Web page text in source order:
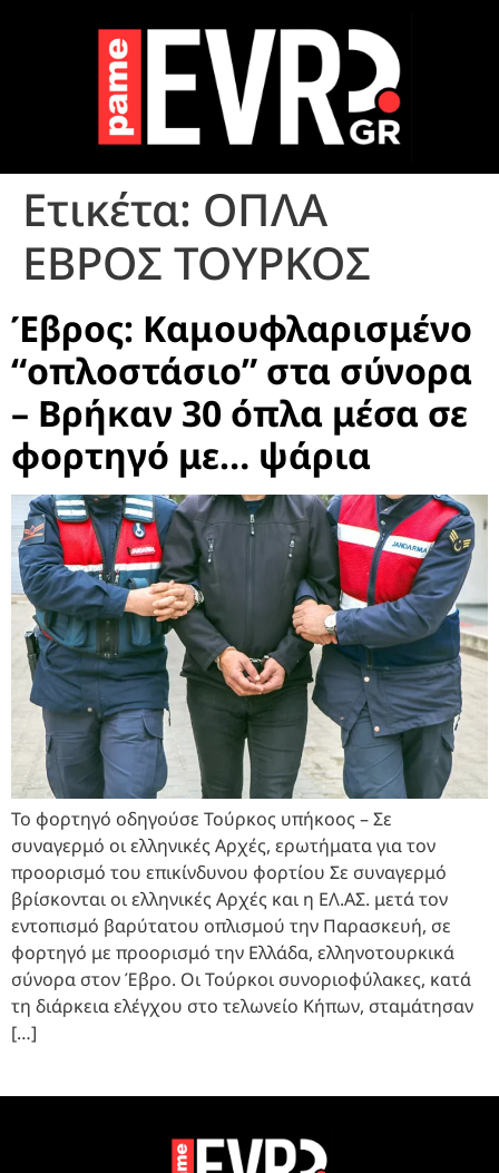
Ετικέτα: ΟΠΛΑ
ΕΒΡΟΣ ΤΟΥΡΚΟΣ
Έβρος: Καμουφλαρισμένο
“οπλοστάσιο” στα σύνορα
– Βρήκαν 30 όπλα μέσα σε
φορτηγό με… ψάρια
Το φορτηγό οδηγούσε Τούρκος υπήκοος – Σε
συναγερμό οι ελληνικές Αρχές, ερωτήματα για τον
προορισμό του επικίνδυνου φορτίου Σε συναγερμό
βρίσκονται οι ελληνικές Αρχές και η ΕΛ.ΑΣ. μετά τον
εντοπισμό βαρύτατου οπλισμού την Παρασκευή, σε
φορτηγό με προορισμό την Ελλάδα, ελληνοτουρκικά
σύνορα στον Έβρο. Οι Τούρκοι συνοριοφύλακες, κατά
τη διάρκεια ελέγχου στο τελωνείο Κήπων, σταμάτησαν
[…]